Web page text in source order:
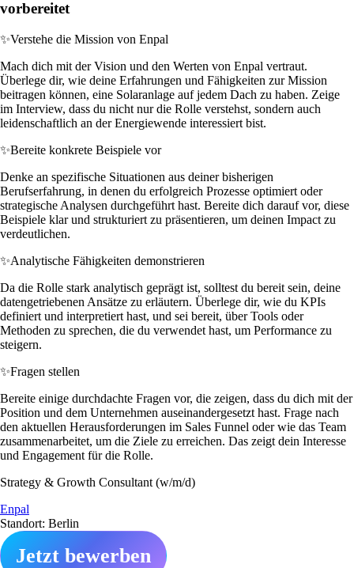
vorbereitet
✨Verstehe die Mission von Enpal
Mach dich mit der Vision und den Werten von Enpal vertraut.
Überlege dir, wie deine Erfahrungen und Fähigkeiten zur Mission
beitragen können, eine Solaranlage auf jedem Dach zu haben. Zeige
im Interview, dass du nicht nur die Rolle verstehst, sondern auch
leidenschaftlich an der Energiewende interessiert bist.
✨Bereite konkrete Beispiele vor
Denke an spezifische Situationen aus deiner bisherigen
Berufserfahrung, in denen du erfolgreich Prozesse optimiert oder
strategische Analysen durchgeführt hast. Bereite dich darauf vor, diese
Beispiele klar und strukturiert zu präsentieren, um deinen Impact zu
verdeutlichen.
✨Analytische Fähigkeiten demonstrieren
Da die Rolle stark analytisch geprägt ist, solltest du bereit sein, deine
datengetriebenen Ansätze zu erläutern. Überlege dir, wie du KPIs
definiert und interpretiert hast, und sei bereit, über Tools oder
Methoden zu sprechen, die du verwendet hast, um Performance zu
steigern.
✨Fragen stellen
Bereite einige durchdachte Fragen vor, die zeigen, dass du dich mit der
Position und dem Unternehmen auseinandergesetzt hast. Frage nach
den aktuellen Herausforderungen im Sales Funnel oder wie das Team
zusammenarbeitet, um die Ziele zu erreichen. Das zeigt dein Interesse
und Engagement für die Rolle.
Strategy & Growth Consultant (w/m/d)
Enpal
Standort: Berlin
Jetzt bewerben